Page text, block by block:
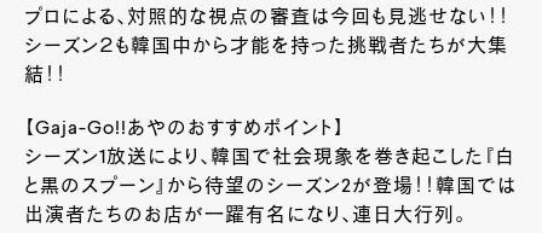
プロによる、対照的な視点の審査は今回も見逃せない！！
シーズン２も韓国中から才能を持った挑戦者たちが大集
結！！
【Gaja-Go!!あやのおすすめポイント】
シーズン1放送により、韓国で社会現象を巻き起こした『白
と黒のスプーン』から待望のシーズン2が登場！！韓国では
出演者たちのお店が一躍有名になり、連日大行列。